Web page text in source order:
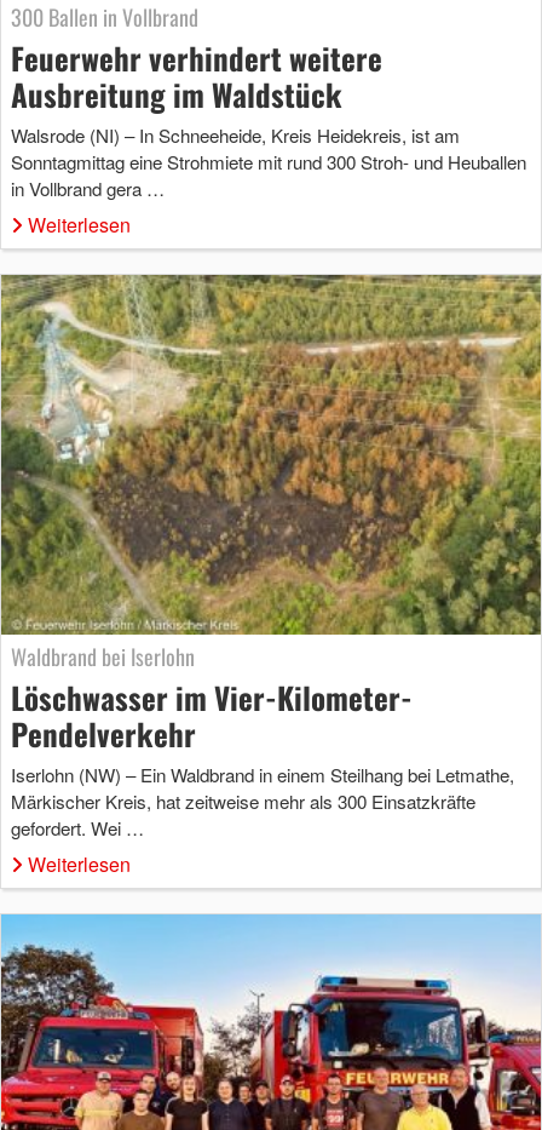
300 Ballen in Vollbrand
Feuerwehr verhindert weitere
Ausbreitung im Waldstück
Walsrode (NI) – In Schneeheide, Kreis Heidekreis, ist am
Sonntagmittag eine Strohmiete mit rund 300 Stroh- und Heuballen
in Vollbrand gera …
Weiterlesen
Waldbrand bei Iserlohn
Löschwasser im Vier-Kilometer-
Pendelverkehr
Iserlohn (NW) – Ein Waldbrand in einem Steilhang bei Letmathe,
Märkischer Kreis, hat zeitweise mehr als 300 Einsatzkräfte
gefordert. Wei …
Weiterlesen